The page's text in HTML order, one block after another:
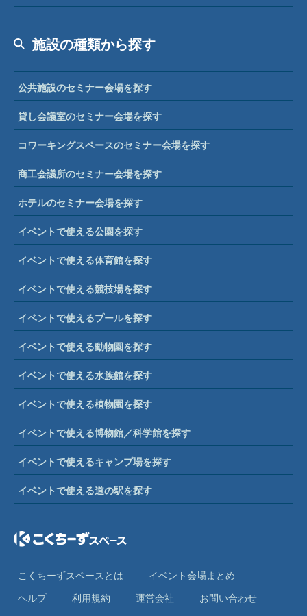
施設の種類から探す
公共施設のセミナー会場を探す
貸し会議室のセミナー会場を探す
コワーキングスペースのセミナー会場を探す
商工会議所のセミナー会場を探す
ホテルのセミナー会場を探す
イベントで使える公園を探す
イベントで使える体育館を探す
イベントで使える競技場を探す
イベントで使えるプールを探す
イベントで使える動物園を探す
イベントで使える水族館を探す
イベントで使える植物園を探す
イベントで使える博物館／科学館を探す
イベントで使えるキャンプ場を探す
イベントで使える道の駅を探す
こくちーずスペースとは
イベント会場まとめ
ヘルプ
利⽤規約 運営会社
お問い合わせ